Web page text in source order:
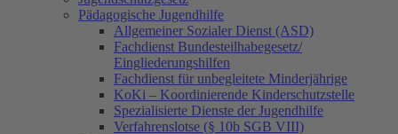
Pädagogische Jugendhilfe
Allgemeiner Sozialer Dienst (ASD)
Fachdienst Bundesteilhabegesetz/
Eingliederungshilfen
Fachdienst für unbegleitete Minderjährige
KoKi – Koordinierende Kinderschutzstelle
Spezialisierte Dienste der Jugendhilfe
Verfahrenslotse (§ 10b SGB VIII)